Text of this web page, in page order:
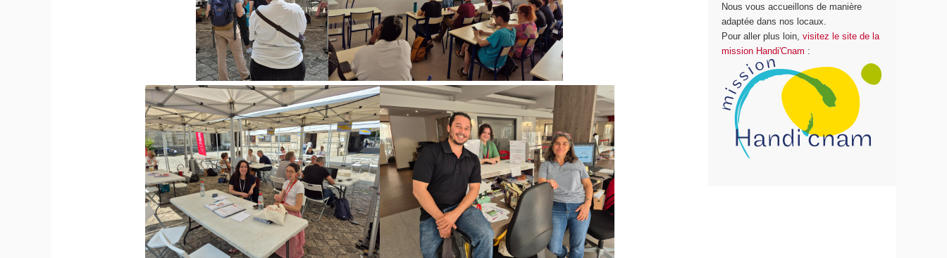
Nous vous accueillons de manière
adaptée dans nos locaux.
Pour aller plus loin,visitez le site de la
mission Handi'Cnam :